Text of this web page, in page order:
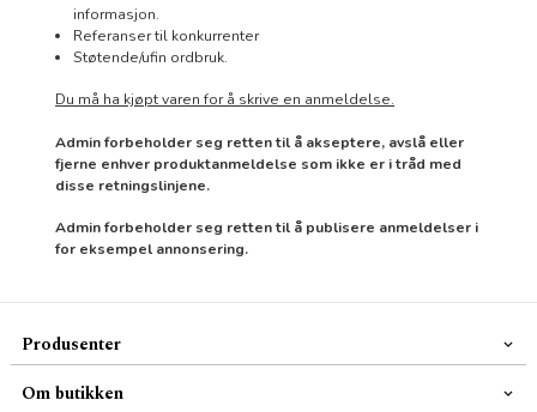
informasjon.
Referanser til konkurrenter
Støtende/ufin ordbruk.
Du må ha kjøpt varen for å skrive en anmeldelse.
Admin forbeholder seg retten til å akseptere, avslå eller
fjerne enhver produktanmeldelse som ikke er i tråd med
disse retningslinjene.
Admin forbeholder seg retten til å publisere anmeldelser i
for eksempel annonsering.
Produsenter
Om butikken